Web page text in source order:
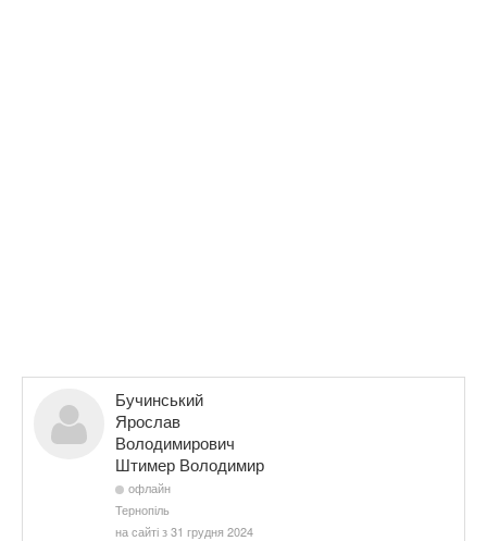
Бучинський
Ярослав
Володимирович
Штимер Володимир
офлайн
Тернопіль
на сайті з 31 грудня 2024